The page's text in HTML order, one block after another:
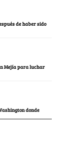
de haber sido
Mejía para luchar
donde